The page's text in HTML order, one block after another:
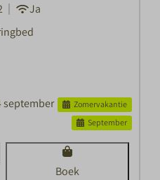
Ja
september
Zomervakantie
September
Boek